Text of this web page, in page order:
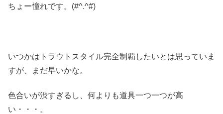
ちょー憧れです。(#^.^#)
いつかはトラウトスタイル完全制覇したいとは思っていま
すが、まだ早いかな。
色合いが渋すぎるし、何よりも道具一つ一つが高
い・・・。